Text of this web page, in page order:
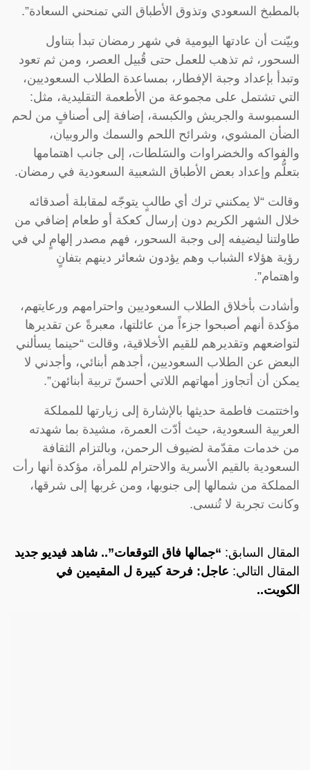
بالمطبخ السعودي وتذوق الأطباق التي تمنحني السعادة”.
وبيّنت أن عادتها اليومية في شهر رمضان تبدأ بتناول
السحور، ثم تذهب للعمل حتى قُبيل العصر، ومن ثم تعود
وتبدأ بإعداد وجبة الإفطار، بمساعدة الطلاب السعوديين،
التي تشتمل على مجموعة من الأطعمة التقليدية، مثل:
السمبوسة والجريش والكبسة، إضافة إلى أصنافٍ من لحم
الضأن المشوي، وشرائح اللحم والسمك والروبيان،
والفواكه والخضراوات والسَلطات، إلى جانب اهتمامها
بتعلُّم وإعداد بعض الأطباق الشعبية السعودية في رمضان.
وقالت “لا يمكنني ترك أي طالبٍ يتوجّه لمقابلة أصدقائه
خلال الشهر الكريم دون إرسال كعكة أو طعام إضافي من
طاولتنا ليضيفه إلى وجبة السحور، فهم مصدر إلهامٍ لي في
رؤية هؤلاء الشباب وهم يؤدون شعائر دينهم بتفانٍ
واهتمام”.
وأشادت بأخلاق الطلاب السعوديين واحترامهم ورعايتهم،
مؤكدة أنهم أصبحوا جزءاً من عائلتها، معبرةً عن تقديرها
لتواضعهم وتقديرهم للقيم الأخلاقية، وقالت “حينما يسألني
البعض عن الطلاب السعوديين، أجدهم أبنائي، وأجدني لا
يمكن أن أتجاوز أمهاتهم اللاتي أحسنّ تربية أبنائهن”.
واختتمت فاطمة حديثها بالإشارة إلى زيارتها للمملكة
العربية السعودية، حيث أدّت العمرة، مشيدة بما شهدته
من خدمات مقدّمة لضيوف الرحمن، وبالتزام الثقافة
السعودية بالقيم الأسرية والاحترام للمرأة، مؤكدة أنها رأت
المملكة من شمالها إلى جنوبها، ومن غربها إلى شرقها،
وكانت تجربة لا تُنسى.
المقال السابق: “جمالها فاق التوقعات”.. شاهد فيديو جديد
المقال التالي: عاجل: فرحة كبيرة ل المقيمين في
الكويت..